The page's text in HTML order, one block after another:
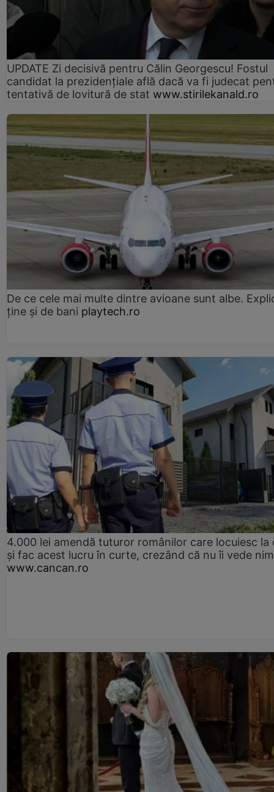
UPDATE Zi decisivă pentru Călin Georgescu! Fostul
candidat la prezidențiale află dacă va fi judecat
tentativă de lovitură de stat www.stirilekanald.ro
De ce cele mai multe dintre avioane sunt albe.
ține și de bani playtech.ro
4.000 lei amendă tuturor românilor care locuiesc la
și fac acest lucru în curte, crezând că nu îi vede
www.cancan.ro